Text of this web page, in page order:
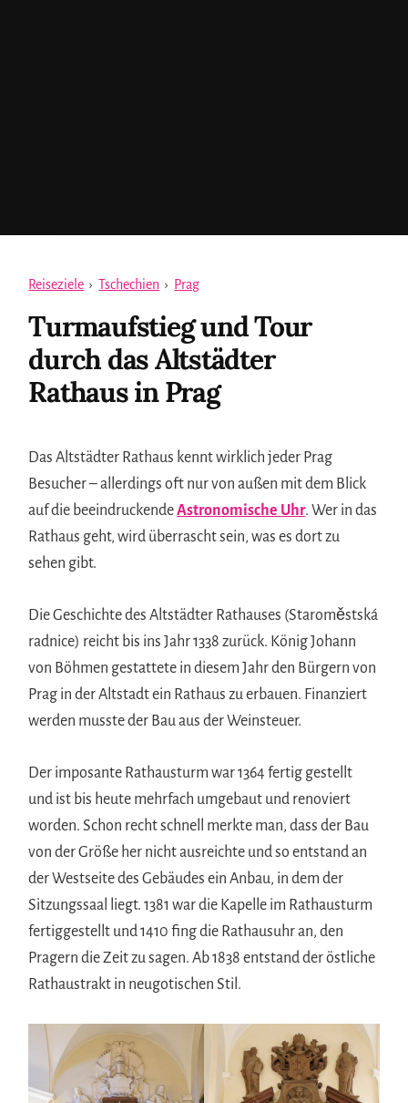
Reiseziele › Tschechien › Prag
Turmaufstieg und Tour
durch das Altstädter
Rathaus in Prag
Das Altstädter Rathaus kennt wirklich jeder Prag
Besucher – allerdings oft nur von außen mit dem Blick
auf die beeindruckendeAstronomische Uhr. Wer in das
Rathaus geht, wird überrascht sein, was es dort zu
sehen gibt.
Die Geschichte des Altstädter Rathauses (Staroměstská
radnice) reicht bis ins Jahr 1338 zurück. König Johann
von Böhmen gestattete in diesem Jahr den Bürgern von
Prag in der Altstadt ein Rathaus zu erbauen. Finanziert
werden musste der Bau aus der Weinsteuer.
Der imposante Rathausturm war 1364 fertig gestellt
und ist bis heute mehrfach umgebaut und renoviert
worden. Schon recht schnell merkte man, dass der Bau
von der Größe her nicht ausreichte und so entstand an
der Westseite des Gebäudes ein Anbau, in dem der
Sitzungssaal liegt. 1381 war die Kapelle im Rathausturm
fertiggestellt und 1410 fing die Rathausuhr an, den
Pragern die Zeit zu sagen. Ab 1838 entstand der östliche
Rathaustrakt in neugotischen Stil.